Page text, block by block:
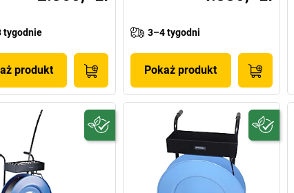
tygodnie
produkt
3–4 tygodni
Pokaż produkt